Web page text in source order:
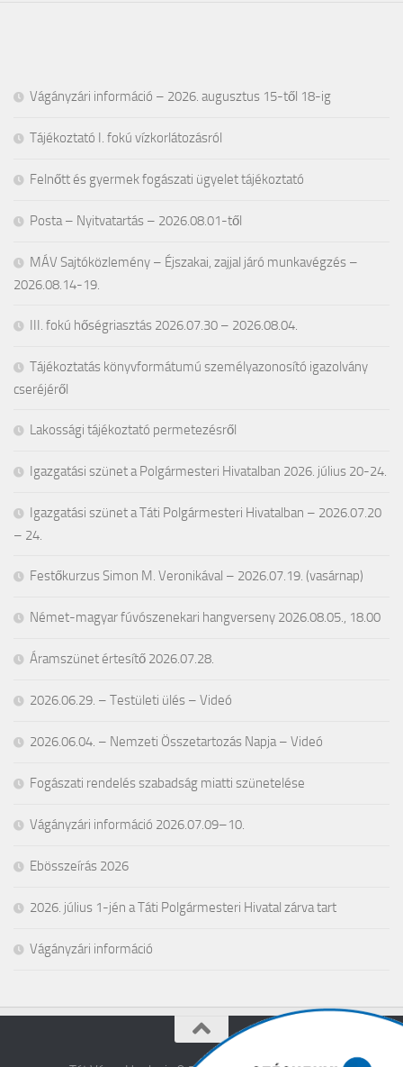
Vágányzári információ – 2026. augusztus 15-től 18-ig
Tájékoztató I. fokú vízkorlátozásról
Felnőtt és gyermek fogászati ügyelet tájékoztató
Posta – Nyitvatartás – 2026.08.01-től
MÁV Sajtóközlemény – Éjszakai, zajjal járó munkavégzés –
2026.08.14-19.
III. fokú hőségriasztás 2026.07.30 – 2026.08.04.
Tájékoztatás könyvformátumú személyazonosító igazolvány
cseréjéről
Lakossági tájékoztató permetezésről
Igazgatási szünet a Polgármesteri Hivatalban 2026. július 20-24.
Igazgatási szünet a Táti Polgármesteri Hivatalban – 2026.07.20
– 24.
Festőkurzus Simon M. Veronikával – 2026.07.19. (vasárnap)
Német-magyar fúvószenekari hangverseny 2026.08.05., 18.00
Áramszünet értesítő 2026.07.28.
2026.06.29. – Testületi ülés – Videó
2026.06.04. – Nemzeti Összetartozás Napja – Videó
Fogászati rendelés szabadság miatti szünetelése
Vágányzári információ 2026.07.09–10.
Ebösszeírás 2026
2026. július 1-jén a Táti Polgármesteri Hivatal zárva tart
Vágányzári információ